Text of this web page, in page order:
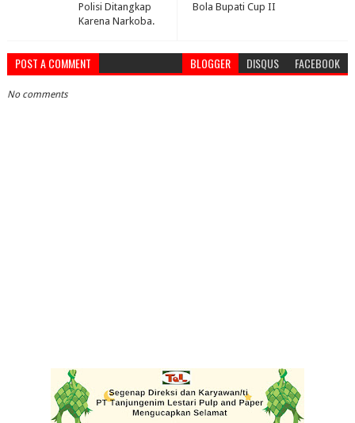
Bola Bupati Cup II
Polisi Ditangkap
Karena Narkoba.
POST A COMMENT BLOGGER DISQUS FACEBOOK
No comments